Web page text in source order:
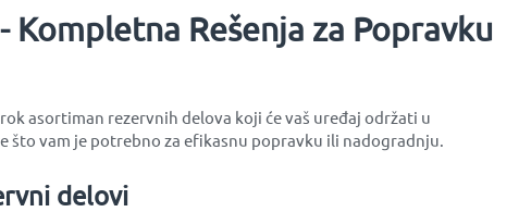
Kompletna Rešenja za Popravku
asortiman rezervnih delova koji će vaš uređaj održati u
što vam je potrebno za efikasnu popravku ili nadogradnju.
delovi